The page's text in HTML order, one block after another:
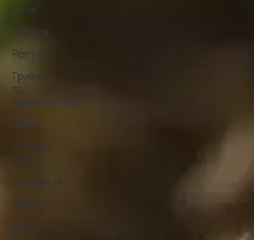
Коти
Папуги
Рептилії
Гризуни
та
зайцеподібні
Морські
свинки
Шиншили
Хом'як
Дегу